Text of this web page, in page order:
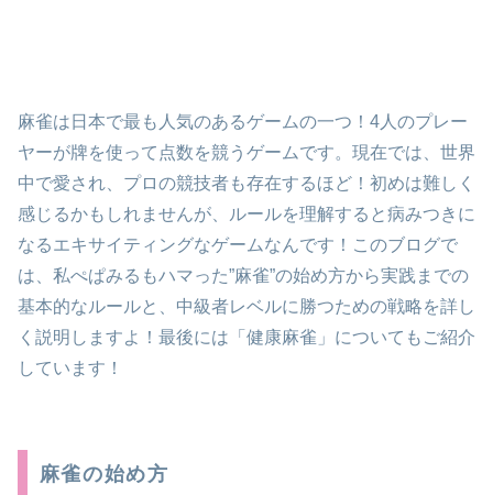
麻雀は日本で最も人気のあるゲームの一つ！4人のプレー
ヤーが牌を使って点数を競うゲームです。現在では、世界
中で愛され、プロの競技者も存在するほど！初めは難しく
感じるかもしれませんが、ルールを理解すると病みつきに
なるエキサイティングなゲームなんです！このブログで
は、私ぺぱみるもハマった”麻雀”の始め方から実践までの
基本的なルールと、中級者レベルに勝つための戦略を詳し
く説明しますよ！最後には「健康麻雀」についてもご紹介
しています！
麻雀の始め方